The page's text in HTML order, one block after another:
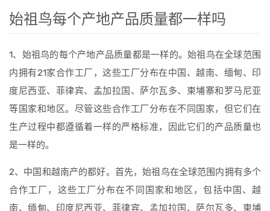
始祖鸟每个产地产品质量都一样吗
1、始祖鸟的每个产地产品质量都是一样的。始祖鸟在全球范围
内拥有21家合作工厂，这些工厂分布在中国、越南、缅甸、印
度尼西亚、菲律宾、孟加拉国、萨尔瓦多、柬埔寨和罗马尼亚
等国家和地区。尽管这些合作工厂分布在不同国家，但它们在
生产过程中都遵循着一样的严格标准，因此它们的产品质量也
是一样的。
2、中国和越南产的都好。首先，始祖鸟在全球范围内拥有多个
合作工厂，这些工厂分布在不同国家和地区，包括中国、越
南、缅甸、印度尼西亚、菲律宾、孟加拉国、萨尔瓦多、柬埔